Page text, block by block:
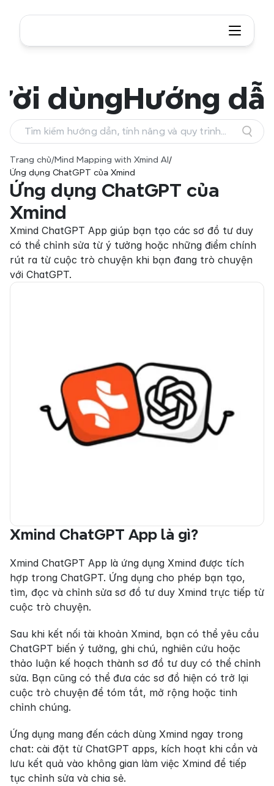
Trang chủ/Mind Mapping with Xmind AI /
Ứng dụng ChatGPT của Xmind
Ứng dụng ChatGPT của
Xmind
Xmind ChatGPT App giúp bạn tạo các sơ đồ tư duy
có thể chỉnh sửa từ ý tưởng hoặc những điểm chính
rút ra từ cuộc trò chuyện khi bạn đang trò chuyện
với ChatGPT.
Xmind ChatGPT App là gì?
Xmind ChatGPT App là ứng dụng Xmind được tích
hợp trong ChatGPT. Ứng dụng cho phép bạn tạo,
tìm, đọc và chỉnh sửa sơ đồ tư duy Xmind trực tiếp từ
cuộc trò chuyện.
Sau khi kết nối tài khoản Xmind, bạn có thể yêu cầu
ChatGPT biến ý tưởng, ghi chú, nghiên cứu hoặc
thảo luận kế hoạch thành sơ đồ tư duy có thể chỉnh
sửa. Bạn cũng có thể đưa các sơ đồ hiện có trở lại
cuộc trò chuyện để tóm tắt, mở rộng hoặc tinh
chỉnh chúng.
Ứng dụng mang đến cách dùng Xmind ngay trong
chat: cài đặt từ ChatGPT apps, kích hoạt khi cần và
lưu kết quả vào không gian làm việc Xmind để tiếp
tục chỉnh sửa và chia sẻ.
dùngHướng
Tìm kiếm hướng dẫn, tính năng và quy trình
làm việc